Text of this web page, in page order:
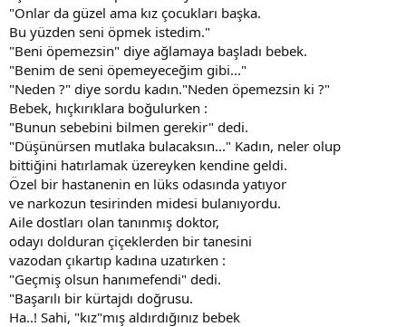
"Onlar da güzel ama kız çocukları başka.
Bu yüzden seni öpmek istedim."
"Beni öpemezsin" diye ağlamaya başladı bebek.
"Benim de seni öpemeyeceğim gibi..."
"Neden ?" diye sordu kadın."Neden öpemezsin ki ?"
Bebek, hıçkırıklara boğulurken :
"Bunun sebebini bilmen gerekir" dedi.
"Düşünürsen mutlaka bulacaksın..." Kadın, neler olup
bittiğini hatırlamak üzereyken kendine geldi.
Özel bir hastanenin en lüks odasında yatıyor
ve narkozun tesirinden midesi bulanıyordu.
Aile dostları olan tanınmış doktor,
odayı dolduran çiçeklerden bir tanesini
vazodan çıkartıp kadına uzatırken :
"Geçmiş olsun hanımefendi" dedi.
"Başarılı bir kürtajdı doğrusu.
Ha..! Sahi, "kız"mış aldırdığınız bebek